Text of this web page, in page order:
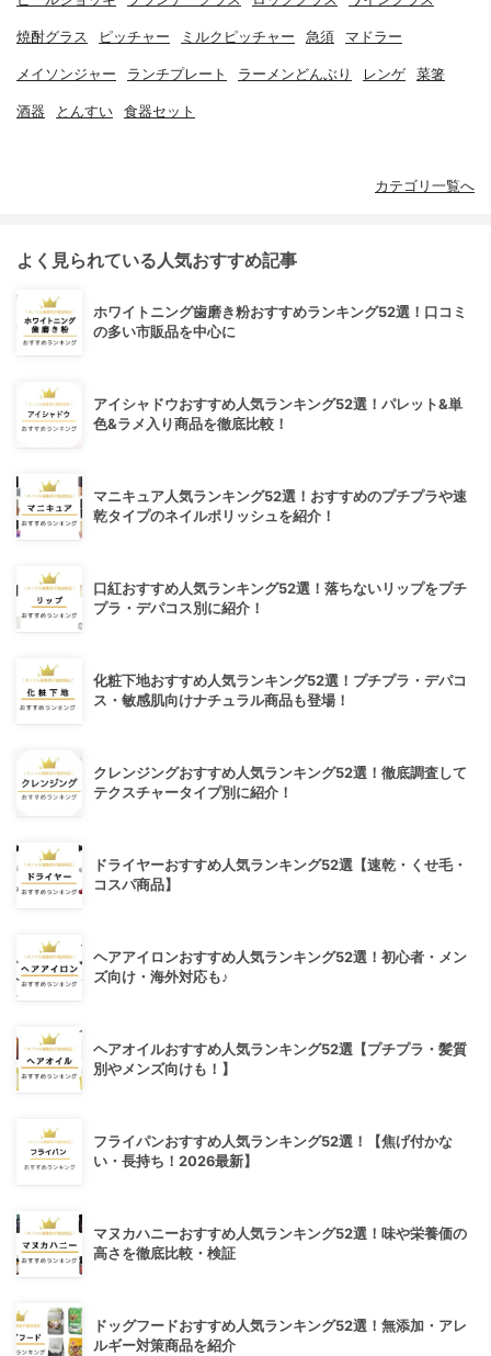
焼酎グラス ピッチャー ミルクピッチャー 急須 マドラー
メイソンジャー ランチプレート ラーメンどんぶり レンゲ 菜箸
酒器 とんすい 食器セット
カテゴリ一覧へ
よく見られている人気おすすめ記事
ホワイトニング歯磨き粉おすすめランキング52選！口コミ
の多い市販品を中心に
アイシャドウおすすめ人気ランキング52選！パレット&単
色&ラメ入り商品を徹底比較！
マニキュア人気ランキング52選！おすすめのプチプラや速
乾タイプのネイルポリッシュを紹介！
口紅おすすめ人気ランキング52選！落ちないリップをプチ
プラ・デパコス別に紹介！
化粧下地おすすめ人気ランキング52選！プチプラ・デパコ
ス・敏感肌向けナチュラル商品も登場！
クレンジングおすすめ人気ランキング52選！徹底調査して
テクスチャータイプ別に紹介！
ドライヤーおすすめ人気ランキング52選【速乾・くせ毛・
コスパ商品】
ヘアアイロンおすすめ人気ランキング52選！初心者・メン
ズ向け・海外対応も♪
ヘアオイルおすすめ人気ランキング52選【プチプラ・髪質
別やメンズ向けも！】
フライパンおすすめ人気ランキング52選！【焦げ付かな
い・長持ち！2026最新】
マヌカハニーおすすめ人気ランキング52選！味や栄養価の
高さを徹底比較・検証
ドッグフードおすすめ人気ランキング52選！無添加・アレ
ルギー対策商品を紹介